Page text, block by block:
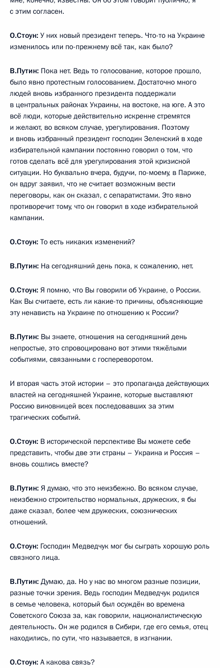
с этим согласен.
О.Стоун: У них новый президент теперь. Что-то на Украине
изменилось или по-прежнему всё так, как было?
В.Путин: Пока нет. Ведь то голосование, которое прошло,
было явно протестным голосованием. Достаточно много
людей вновь избранного президента поддержали
в центральных районах Украины, на востоке, на юге. А это
всё люди, которые действительно искренне стремятся
и желают, во всяком случае, урегулирования. Поэтому
и вновь избранный президент господин Зеленский в ходе
избирательной кампании постоянно говорил о том, что
готов сделать всё для урегулирования этой кризисной
ситуации. Но буквально вчера, будучи, по-моему, в Париже,
он вдруг заявил, что не считает возможным вести
переговоры, как он сказал, с сепаратистами. Это явно
противоречит тому, что он говорил в ходе избирательной
кампании.
О.Стоун: То есть никаких изменений?
В.Путин: На сегодняшний день пока, к сожалению, нет.
О.Стоун: Я помню, что Вы говорили об Украине, о России.
Как Вы считаете, есть ли какие-то причины, объясняющие
эту ненависть на Украине по отношению к России?
В.Путин: Вы знаете, отношения на сегодняшний день
непростые, это спровоцировано вот этими тяжёлыми
событиями, связанными с госпереворотом.
И вторая часть этой истории – это пропаганда действующих
властей на сегодняшней Украине, которые выставляют
Россию виновницей всех последовавших за этим
трагических событий.
О.Стоун: В исторической перспективе Вы можете себе
представить, чтобы две эти страны – Украина и Россия –
вновь сошлись вместе?
В.Путин: Я думаю, что это неизбежно. Во всяком случае,
неизбежно строительство нормальных, дружеских, я бы
даже сказал, более чем дружеских, союзнических
отношений.
О.Стоун: Господин Медведчук мог бы сыграть хорошую роль
связного лица.
В.Путин: Думаю, да. Но у нас во многом разные позиции,
разные точки зрения. Ведь господин Медведчук родился
в семье человека, который был осуждён во времена
Советского Союза за, как говорили, националистическую
деятельность. Он же родился в Сибири, где его семья, отец
находились, по сути, что называется, в изгнании.
О.Стоун: А какова связь?